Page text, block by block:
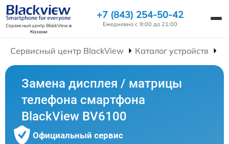
Сервисный центр BlackViewв
Казани
+7 (843) 254-50-42
Ежедневно с 9:00 до 21:00
Сервисный центр BlackView Каталог устройств
Замена дисплея / матрицы
телефона смартфона
BlackView BV6100
Официальный сервис